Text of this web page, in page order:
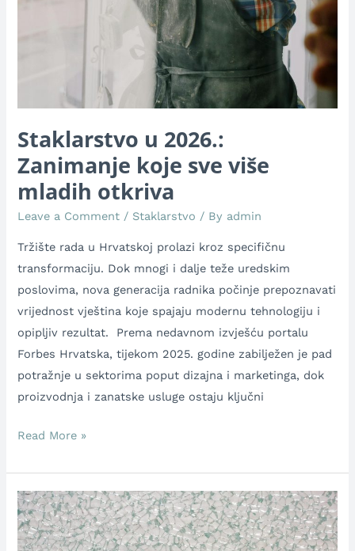
Staklarstvo u 2026.:
Zanimanje koje sve više
mladih otkriva
Leave a Comment / Staklarstvo / By admin
Tržište rada u Hrvatskoj prolazi kroz specifičnu
transformaciju. Dok mnogi i dalje teže uredskim
poslovima, nova generacija radnika počinje prepoznavati
vrijednost vještina koje spajaju modernu tehnologiju i
opipljiv rezultat. Prema nedavnom izvješću portalu
Forbes Hrvatska, tijekom 2025. godine zabilježen je pad
potražnje u sektorima poput dizajna i marketinga, dok
proizvodnja i zanatske usluge ostaju ključni
Read More »
7
mitova
o